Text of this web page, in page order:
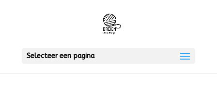
Selecteer een pagina